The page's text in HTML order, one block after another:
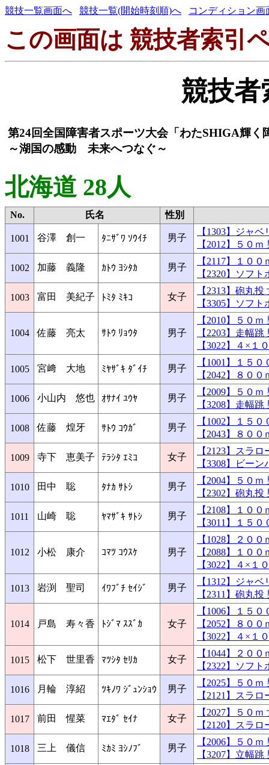
競技一覧画面へ 競技一覧(開始時刻順)へ コンディション画
この画面は 競技者索引
競技者
第24回全国障害者スポーツ大会「わたSHIGA輝
～湖国の感動 未来へつなぐ～
北海道 28人
No. 氏名 性別
1001 谷澤 創一 ﾀﾆｻﾞﾜ ｿｳｲﾁ 男子
【1303】ジ
【2012】５
1002 加藤 義隆 ｶﾄｳ ﾖｼﾀｶ 男子
【2117】１
【2320】ソ
1003 富田 美紀子 ﾄﾐﾀ ﾐｷｺ 女子
【2313】砲
【3305】ソ
1004 佐藤 亮太 ｻﾄｳ ﾘｮｳﾀ 男子
【2010】５
【2203】走
【3022】４×
1005 宮﨑 大地 ﾐﾔｻﾞｷ ﾀﾞｲﾁ 男子
【1001】１
【2042】８
1006 小山内 悠也 ｵｻﾅｲ ﾕｳﾔ 男子
【2009】５
【3208】走
1008 佐藤 煌牙 ｻﾄｳ ｺｳｶﾞ 男子
【1002】１
【2043】８
1009 寺下 恵美子 ﾃﾗｼﾀ ｴﾐｺ 女子
【2123】ス
【3308】ビ
1010 田中 聡 ﾀﾅｶ ｻﾄｼ 男子
【2004】５
【2302】砲
1011 山崎 聡 ﾔﾏｻﾞｷ ｻﾄｼ 男子
【2108】１
【3011】１
1012 小松 康介 ｺﾏﾂ ｺｳｽｹ 男子
【1028】２
【2088】１
【3022】４×
1013 岩渕 聖司 ｲﾜﾌﾞﾁ ｾｲｼﾞ 男子
【1312】ジ
【2311】砲
1014 戸島 寿々香 ﾄｼﾞﾏ ｽｽﾞｶ 女子
【1006】１
【2052】８
【3022】４×
1015 松下 世里香 ﾏﾂｼﾀ ｾﾘｶ 女子
【1044】２
【2322】ソ
1016 月輪 淳紹 ﾂｷﾉﾜ ｼﾞｭﾝｼｮｳ 男子
【2025】５
【2121】ス
1017 前田 惺菜 ﾏｴﾀﾞ ｾｲﾅ 女子
【2027】５
【2120】ス
1018 三上 儀信 ﾐｶﾐ ﾖｼﾉﾌﾞ 男子
【2006】５
【3207】立